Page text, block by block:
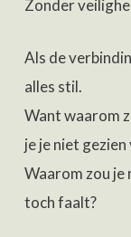
Zonder
Als de
alles stil.
Want waarom
je je niet
Waarom zou je
toch faalt?